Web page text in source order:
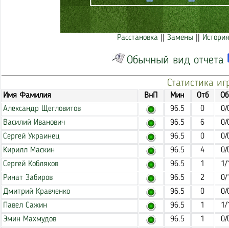
Расстановка Замены
Обычный вид отчета
Статистика
Имя Фамилия ВнП Мин Отб
Александр Щегловитов
96.5 0
0/
Василий Иванович
96.5 6
0/
Сергей Украинец
96.5 0
0/
Кирилл Маскин
96.5 4
0/
Сергей Кобляков
96.5 1
1/
Ринат Забиров
96.5 2
0/
Дмитрий Кравченко
96.5 0
0/
Павел Сажин
96.5 1
1/
Эмин Махмудов
96.5 1
0/